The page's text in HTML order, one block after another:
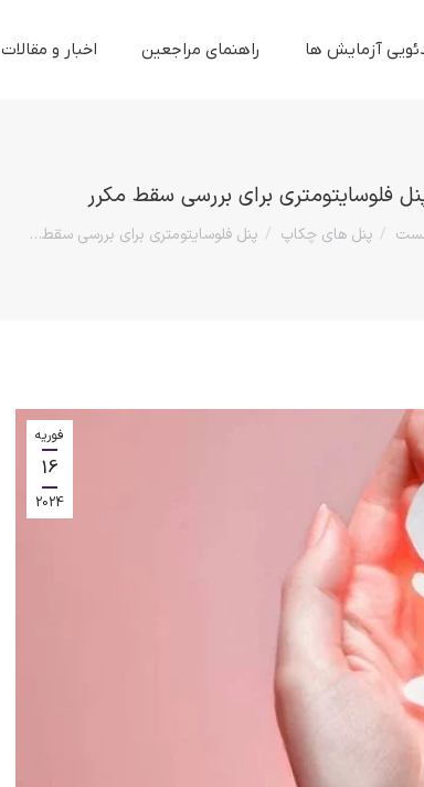
آزمایش ها راهنمای مراجعین اخبار و مقالات
فلوسایتومتری برای بررسی سقط مکرر
پنل های چکاپ پنل فلوسایتومتری برای بررسی سقط…
فوریه
16
2024